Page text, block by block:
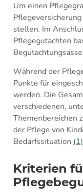
Um einen
stellen. Im
Pflegegutachten
Während der
Punkte für
werden. Die
verschiedenen,
Themenbereichen
der Pflege von
Bedarfssituation (1)
Kriterien